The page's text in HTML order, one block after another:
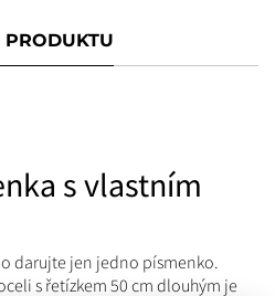
PRODUKTU
s vlastním
darujte jen jedno písmenko.
s řetízkem 50 cm dlouhým je